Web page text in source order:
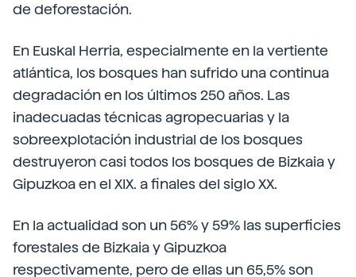
de deforestación.
En Euskal Herria, especialmente en la vertiente
atlántica, los bosques han sufrido una continua
degradación en los últimos 250 años. Las
inadecuadas técnicas agropecuarias y la
sobreexplotación industrial de los bosques
destruyeron casi todos los bosques de Bizkaia y
Gipuzkoa en el XIX. a finales del siglo XX.
En la actualidad son un 56% y 59% las superficies
forestales de Bizkaia y Gipuzkoa
respectivamente, pero de ellas un 65,5% son